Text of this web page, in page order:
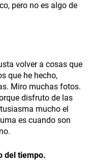
pero no es algo de
volver a cosas que
que he hecho,
Miro muchas fotos.
disfruto de las
mucho el
es cuando son
del tiempo.